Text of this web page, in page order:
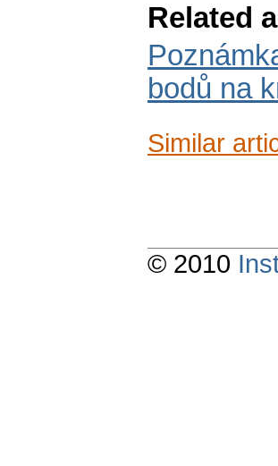
Related
bodů na
Similar
© 2010